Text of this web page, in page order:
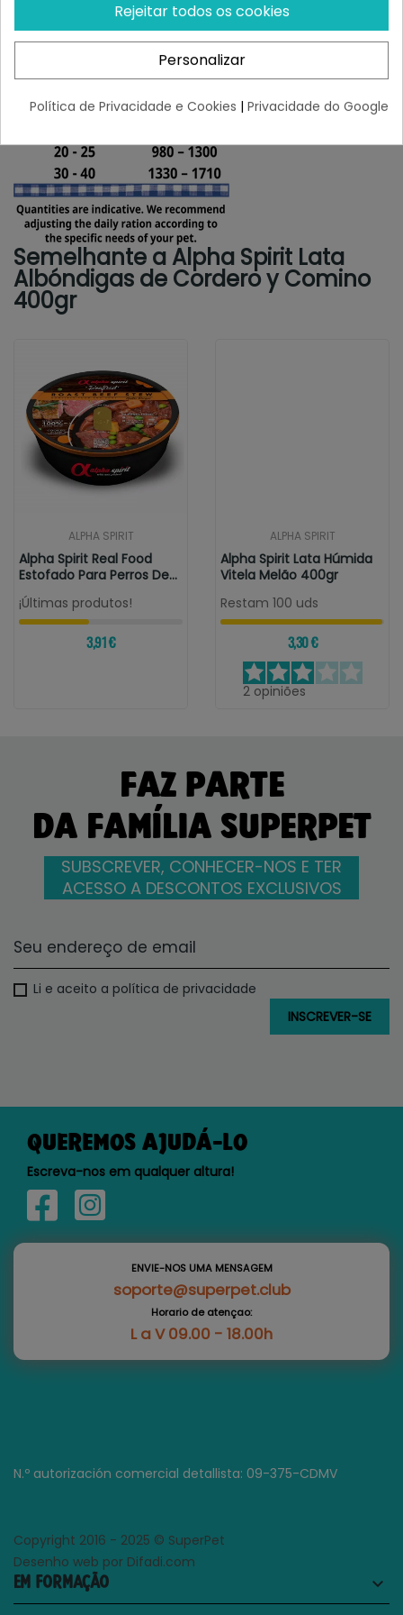
Semelhante a Alpha Spirit Lata
Albóndigas de Cordero y Comino
400gr
ALPHA SPIRIT
Alpha Spirit Real Food
Estofado Para Perros De
Ternera
¡Últimas produtos!
3,91 €
ALPHA SPIRIT
Alpha Spirit Lata Húmida
Vitela Melão 400gr
Restam 100 uds
3,30 €
2 opiniões
FAZ PARTE
DA FAMÍLIA SUPERPET
SUBSCREVER, CONHECER-NOS E TER
ACESSO A DESCONTOS EXCLUSIVOS
Li e aceito a política de privacidade
QUEREMOS AJUDÁ-LO
Escreva-nos em qualquer altura!
ENVIE-NOS UMA MENSAGEM
soporte@superpet.club
Horario de atençao:
L a V 09.00 - 18.00h
N.º autorización comercial detallista: 09-375-CDMV
Copyright 2016 - 2025 © SuperPet
Desenho web por Difadi.com
EM FORMAÇÃO keyboard_arrow_down
Rejeitar todos os cookies
Personalizar
Política de Privacidade e Cookies | Privacidade do Google